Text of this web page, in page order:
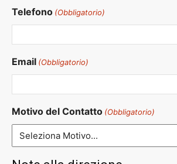
Telefono (Obbligatorio)
Email (Obbligatorio)
Motivo del Contatto (Obbligatorio)